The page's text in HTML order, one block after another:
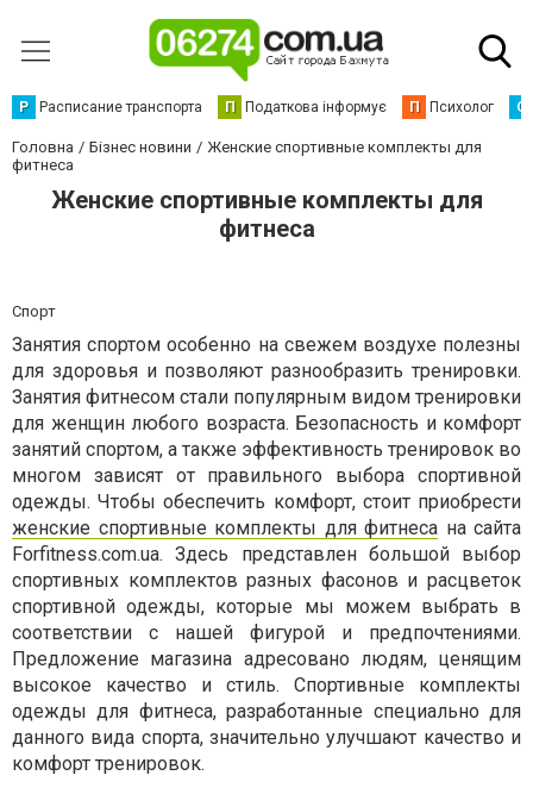
Р Расписание транспорта П Податкова інформує П Психолог С
Головна Бізнес новини
Женские спортивные комплекты для
фитнеса
Женские спортивные комплекты для
фитнеса
Спорт
Занятия спортом особенно на свежем воздухе полезны
для здоровья и позволяют разнообразить тренировки.
Занятия фитнесом стали популярным видом тренировки
для женщин любого возраста. Безопасность и комфорт
занятий спортом, а также эффективность тренировок во
многом зависят от правильного выбора спортивной
одежды. Чтобы обеспечить комфорт, стоит приобрести
женские спортивные комплекты для фитнеса на сайта
Forfitness.com.ua. Здесь представлен большой выбор
спортивных комплектов разных фасонов и расцветок
спортивной одежды, которые мы можем выбрать в
соответствии с нашей фигурой и предпочтениями.
Предложение магазина адресовано людям, ценящим
высокое качество и стиль. Спортивные комплекты
одежды для фитнеса, разработанные специально для
данного вида спорта, значительно улучшают качество и
комфорт тренировок.